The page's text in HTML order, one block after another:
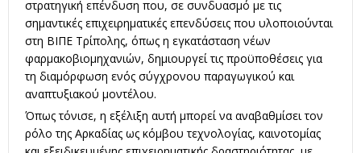
στρατηγική επένδυση που, σε συνδυασμό με τις
σημαντικές επιχειρηματικές επενδύσεις που υλοποιούνται
στη ΒΙΠΕ Τρίπολης, όπως η εγκατάσταση νέων
φαρμακοβιομηχανιών, δημιουργεί τις προϋποθέσεις για
τη διαμόρφωση ενός σύγχρονου παραγωγικού και
αναπτυξιακού μοντέλου.
Όπως τόνισε, η εξέλιξη αυτή μπορεί να αναβαθμίσει τον
ρόλο της Αρκαδίας ως κόμβου τεχνολογίας, καινοτομίας